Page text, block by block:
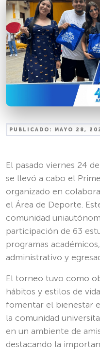
PUBLICADO: MAYO 28,
El pasado viernes 24
se llevó a cabo el
organizado en
el Área de Deporte.
comunidad
participación de 63
programas
administrativo y
El torneo tuvo como
hábitos y estilos de
fomentar el bienestar
la comunidad
en un ambiente de
destacando la